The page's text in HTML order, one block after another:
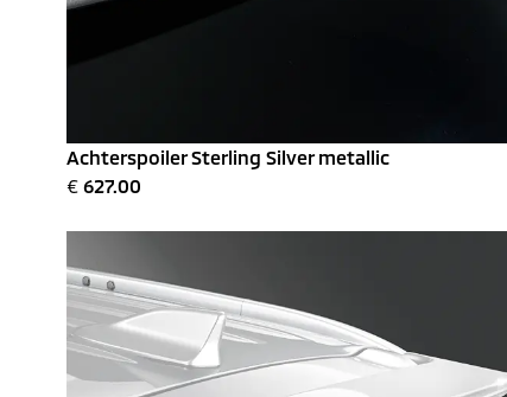
Achterspoiler Sterling Silver metallic
€ 627.00